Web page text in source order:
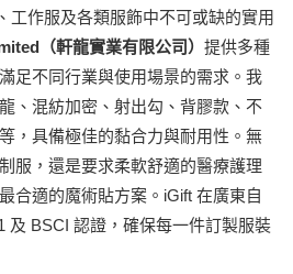
工作服及各類服飾中不可或缺的實用
（軒龍實業有限公司） 提供多種
足不同行業與使用場景的需求。我
、混紡加密、射出勾、背膠款、不
，具備極佳的黏合力與耐用性。無
服，還是要求柔軟舒適的醫療護理
合適的魔術貼方案。iGift 在廣東自
及 BSCI 認證，確保每一件訂製服裝